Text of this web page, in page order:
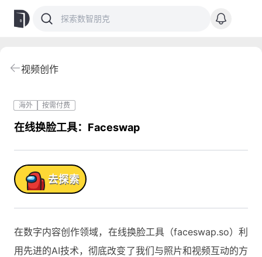
视频创作
海外 按需付费
在线换脸工具：Faceswap
! 去探索
在数字内容创作领域，在线换脸工具（faceswap.so）利
用先进的AI技术，彻底改变了我们与照片和视频互动的方